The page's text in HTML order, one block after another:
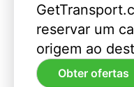
reservar um
origem ao
Obter ofertas